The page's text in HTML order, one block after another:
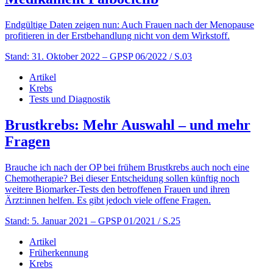
Endgültige Daten zeigen nun: Auch Frauen nach der Menopause
profitieren in der Erstbehandlung nicht von dem Wirkstoff.
Stand: 31. Oktober 2022 – GPSP 06/2022 / S.03
Artikel
Krebs
Tests und Diagnostik
Brustkrebs: Mehr Auswahl – und mehr
Fragen
Brauche ich nach der OP bei frühem Brustkrebs auch noch eine
Chemotherapie? Bei dieser Entscheidung sollen künftig noch
weitere Biomarker-Tests den betroffenen Frauen und ihren
Ärzt:innen helfen. Es gibt jedoch viele offene Fragen.
Stand: 5. Januar 2021 – GPSP 01/2021 / S.25
Artikel
Früherkennung
Krebs